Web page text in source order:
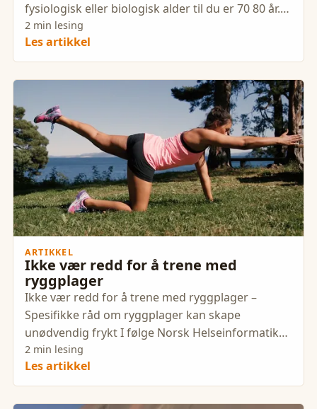
fysiologisk eller biologisk alder til du er 70 80 år.
En viktig del
2 min lesing
Les artikkel
ARTIKKEL
Ikke vær redd for å trene med
ryggplager
Ikke vær redd for å trene med ryggplager –
Spesifikke råd om ryggplager kan skape
unødvendig frykt I følge Norsk Helseinformatikk
opplever 60 80% av befolkningen
2 min lesing
Les artikkel